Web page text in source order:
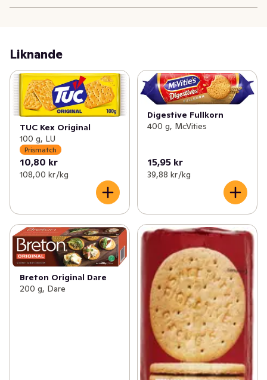
Liknande
TUC Kex Original
100 g, LU
Prismatch
10,80 kr
108,00 kr /kg
Digestive Fullkorn
400 g, McVities
15,95 kr
39,88 kr /kg
Breton Original Dare
200 g, Dare